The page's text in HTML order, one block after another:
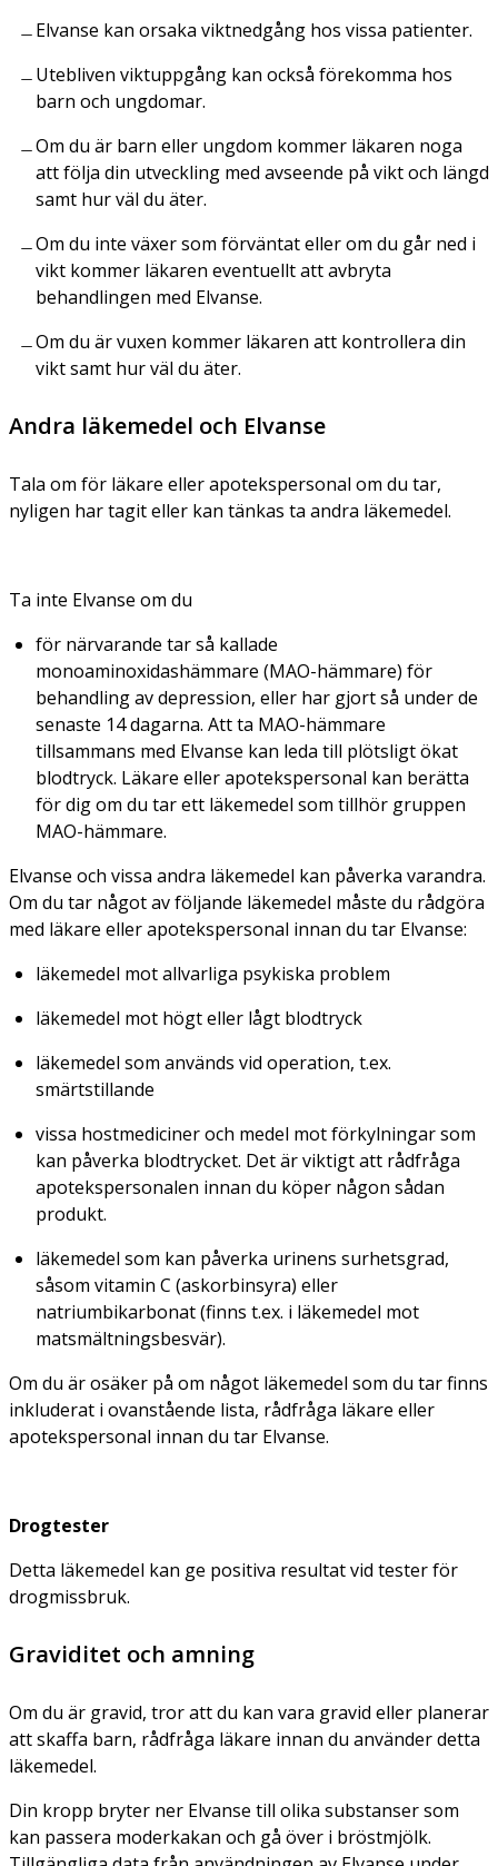
Elvanse kan orsaka viktnedgång hos vissa patienter.
Utebliven viktuppgång kan också förekomma hos
barn och ungdomar.
Om du är barn eller ungdom kommer läkaren noga
att följa din utveckling med avseende på vikt och längd
samt hur väl du äter.
Om du inte växer som förväntat eller om du går ned i
vikt kommer läkaren eventuellt att avbryta
behandlingen med Elvanse.
Om du är vuxen kommer läkaren att kontrollera din
vikt samt hur väl du äter.
Andra läkemedel och Elvanse
Tala om för läkare eller apotekspersonal om du tar,
nyligen har tagit eller kan tänkas ta andra läkemedel.
Ta inte Elvanse om du
för närvarande tar så kallade
monoaminoxidashämmare (MAO-hämmare) för
behandling av depression, eller har gjort så under de
senaste 14 dagarna. Att ta MAO-hämmare
tillsammans med Elvanse kan leda till plötsligt ökat
blodtryck. Läkare eller apotekspersonal kan berätta
för dig om du tar ett läkemedel som tillhör gruppen
MAO-hämmare.
Elvanse och vissa andra läkemedel kan påverka varandra.
Om du tar något av följande läkemedel måste du rådgöra
med läkare eller apotekspersonal innan du tar Elvanse:
läkemedel mot allvarliga psykiska problem
läkemedel mot högt eller lågt blodtryck
läkemedel som används vid operation, t.ex.
smärtstillande
vissa hostmediciner och medel mot förkylningar som
kan påverka blodtrycket. Det är viktigt att rådfråga
apotekspersonalen innan du köper någon sådan
produkt.
läkemedel som kan påverka urinens surhetsgrad,
såsom vitamin C (askorbinsyra) eller
natriumbikarbonat (finns t.ex. i läkemedel mot
matsmältningsbesvär).
Om du är osäker på om något läkemedel som du tar finns
inkluderat i ovanstående lista, rådfråga läkare eller
apotekspersonal innan du tar Elvanse.
Drogtester
Detta läkemedel kan ge positiva resultat vid tester för
drogmissbruk.
Graviditet och amning
Om du är gravid, tror att du kan vara gravid eller planerar
att skaffa barn, rådfråga läkare innan du använder detta
läkemedel.
Din kropp bryter ner Elvanse till olika substanser som
kan passera moderkakan och gå över i bröstmjölk.